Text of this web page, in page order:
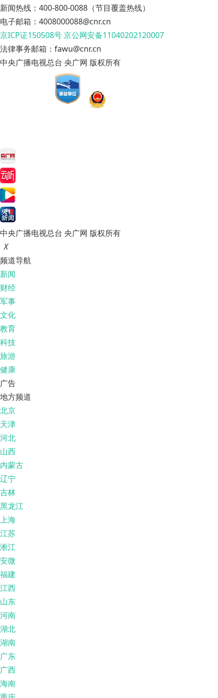
新闻热线：400-800-0088（节目覆盖热线）
电子邮箱：4008000088@cnr.cn
京ICP证150508号京公网安备11040202120007
法律事务邮箱：fawu@cnr.cn
中央广播电视总台 央广网 版权所有
中央广播电视总台 央广网 版权所有
X
频道导航
新闻
财经
军事
文化
教育
科技
旅游
健康
广告
地方频道
北京
天津
河北
山西
内蒙古
辽宁
吉林
黑龙江
上海
江苏
淅江
安微
福建
江西
山东
河南
湖北
湖南
广东
广西
海南